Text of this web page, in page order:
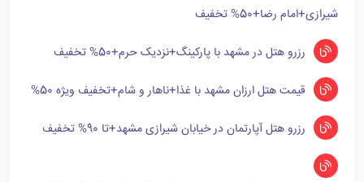
شیرازی+امام رضا+50% تخفیف
رزرو هتل در مشهد با پارکینگ+نزدیک حرم+50% تخفیف
قیمت هتل ارزان مشهد با غذا+ناهار و شام+تخفیف ویژه 50%
رزرو هتل آپارتمان در خیابان شیرازی مشهد+تا 90% تخفیف